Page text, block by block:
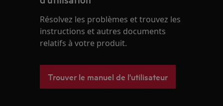
Résolvez les problèmes et trouvez les
instructions et autres documents
relatifs à votre produit.
Trouver le manuel de l'utilisateur